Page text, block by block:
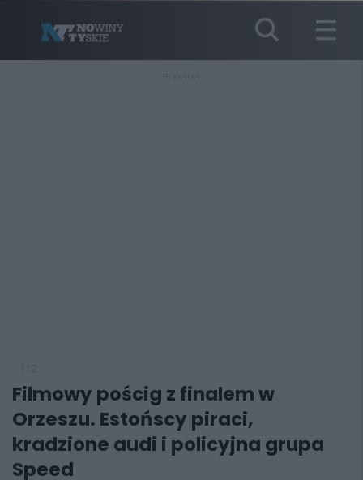
Filmowy pościg z finalem w
Orzeszu. Estońscy piraci,
kradzione audi i policyjna grupa
Speed